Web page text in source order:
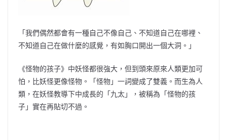
「我們偶然都會有一種自己不像自己、不知道自己在哪裡、
不知道自己在做什麼的感覺，有如胸口開出一個大洞。」
《怪物的孩子》中妖怪都很強大，但到頭來原來人類更加可
怕，比妖怪更像怪物。「怪物」一詞變成了雙義。而生為人
類，在妖怪教導下中成長的「九太」，被稱為「怪物的孩
子」實在再貼切不過。